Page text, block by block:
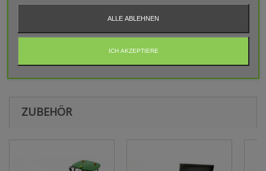
BEWERTUNGEN
ZUBEHÖR
ALLE ABLEHNEN
ICH AKZEPTIERE